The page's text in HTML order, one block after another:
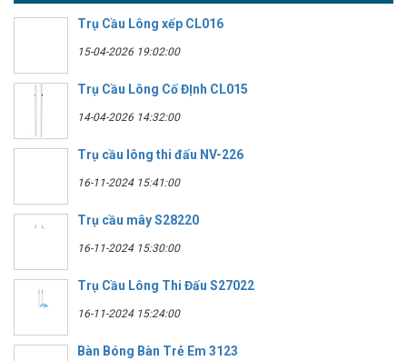
Trụ Cầu Lông xếp CL016
15-04-2026 19:02:00
Trụ Cầu Lông Cố ĐỊnh CL015
14-04-2026 14:32:00
Trụ cầu lông thi đấu NV-226
16-11-2024 15:41:00
Trụ cầu mây S28220
16-11-2024 15:30:00
Trụ Cầu Lông Thi Đấu S27022
16-11-2024 15:24:00
Bàn Bóng Bàn Trẻ Em 3123